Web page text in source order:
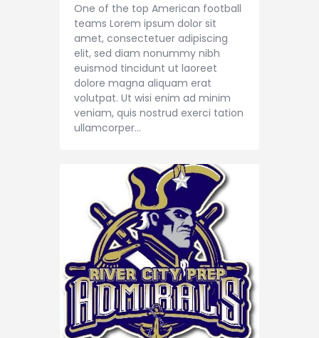
One of the top American football
teams Lorem ipsum dolor sit
amet, consectetuer adipiscing
elit, sed diam nonummy nibh
euismod tincidunt ut laoreet
dolore magna aliquam erat
volutpat. Ut wisi enim ad minim
veniam, quis nostrud exerci tation
ullamcorper…